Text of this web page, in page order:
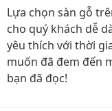
Lựa chọn sàn gỗ
cho quý khách dễ
yêu thích với thời
muốn đã đem đến
bạn đã đọc!